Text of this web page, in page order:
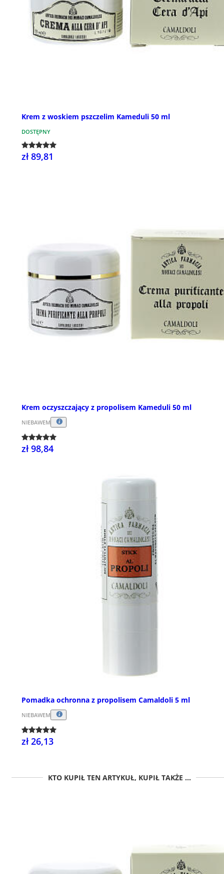
Krem z woskiem pszczelim Kameduli 50 ml
DOSTĘPNY
zł 89,81
Krem oczyszczający z propolisem Kameduli 50 ml
NIEBAWEM
zł 98,84
Pomadka ochronna z propolisem Camaldoli 5 ml
NIEBAWEM
zł 26,13
KTO KUPIŁ TEN ARTYKUŁ, KUPIŁ TAKŻE ...